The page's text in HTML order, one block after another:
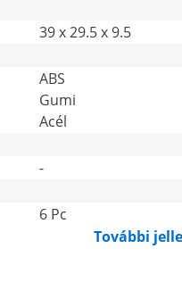
39 x 29.5 x 9.5
ABS
Gumi
Acél
-
6 Pc
További